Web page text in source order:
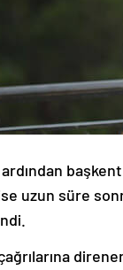
uzun süre